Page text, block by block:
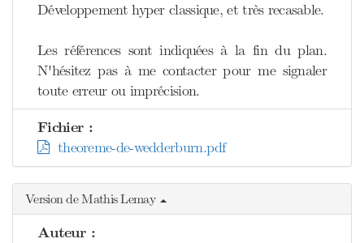
Développement hyper classique, et très recasable.
Les références sont indiquées à la fin du plan.
N'hésitez pas à me contacter pour me signaler
toute erreur ou imprécision.
Fichier :
theoreme-de-wedderburn.pdf
Version de Mathis Lemay
Auteur :